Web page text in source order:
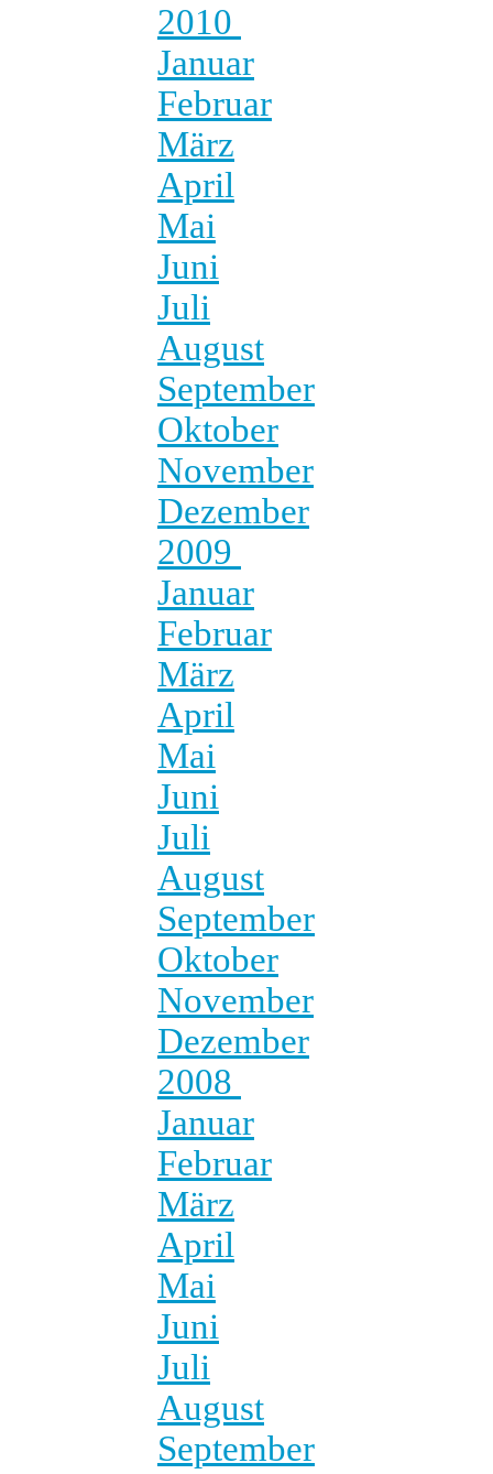
2010
Januar
Februar
März
April
Mai
Juni
Juli
August
September
Oktober
November
Dezember
2009
Januar
Februar
März
April
Mai
Juni
Juli
August
September
Oktober
November
Dezember
2008
Januar
Februar
März
April
Mai
Juni
Juli
August
September